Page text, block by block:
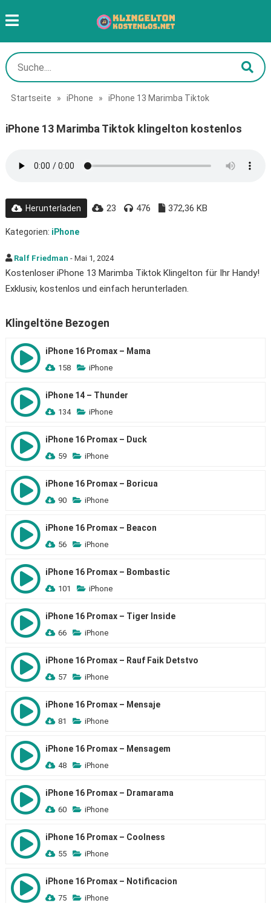
Startseite » iPhone » iPhone 13 Marimba Tiktok
iPhone 13 Marimba Tiktok klingelton kostenlos
Herunterladen 23 476 372,36 KB
Kategorien: iPhone
Ralf Friedman - Mai 1, 2024
Kostenloser iPhone 13 Marimba Tiktok Klingelton für Ihr Handy!
Exklusiv, kostenlos und einfach herunterladen.
Klingeltöne Bezogen
iPhone 16 Promax – Mama
158 iPhone
iPhone 14 – Thunder
134 iPhone
iPhone 16 Promax – Duck
59 iPhone
iPhone 16 Promax – Boricua
90 iPhone
iPhone 16 Promax – Beacon
56 iPhone
iPhone 16 Promax – Bombastic
101 iPhone
iPhone 16 Promax – Tiger Inside
66 iPhone
iPhone 16 Promax – Rauf Faik Detstvo
57 iPhone
iPhone 16 Promax – Mensaje
81 iPhone
iPhone 16 Promax – Mensagem
48 iPhone
iPhone 16 Promax – Dramarama
60 iPhone
iPhone 16 Promax – Coolness
55 iPhone
iPhone 16 Promax – Notificacion
75 iPhone